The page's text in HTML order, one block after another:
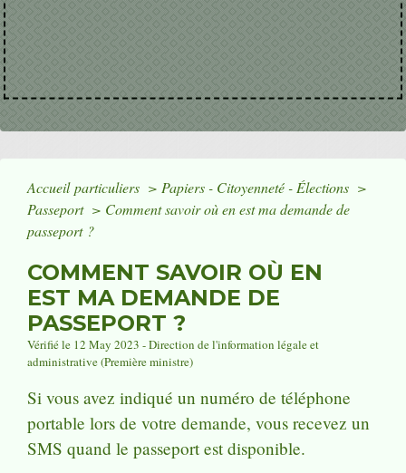
Accueil particuliers > Papiers - Citoyenneté - Élections >
Passeport > Comment savoir où en est ma demande de
passeport ?
COMMENT SAVOIR OÙ EN
EST MA DEMANDE DE
PASSEPORT ?
Vérifié le 12 May 2023 - Direction de l'information légale et
administrative (Première ministre)
Si vous avez indiqué un numéro de téléphone
portable lors de votre demande, vous recevez un
SMS quand le passeport est disponible.